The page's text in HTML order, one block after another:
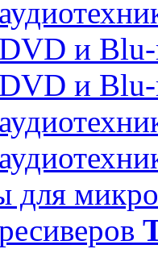
и
и